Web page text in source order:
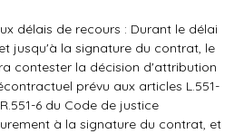
délais de recours : Durant le délai
jusqu'à la signature du contrat, le
contester la décision d'attribution
prévu aux articles L.551-
R.551-6 du Code de justice
à la signature du contrat, et